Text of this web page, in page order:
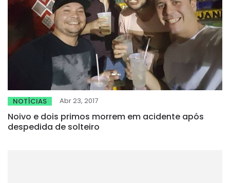
NOTÍCIAS Abr 23, 2017
Noivo e dois primos morrem em acidente após
despedida de solteiro